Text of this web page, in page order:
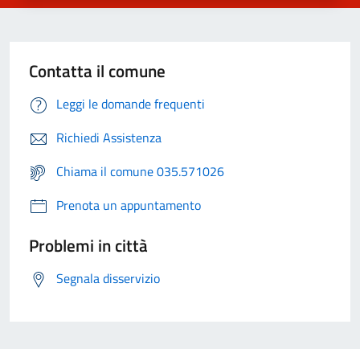
Contatta il comune
Leggi le domande frequenti
Richiedi Assistenza
Chiama il comune 035.571026
Prenota un appuntamento
Problemi in città
Segnala disservizio